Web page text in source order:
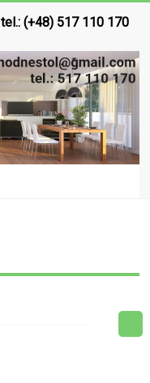
tel.: (+48) 517 110 170